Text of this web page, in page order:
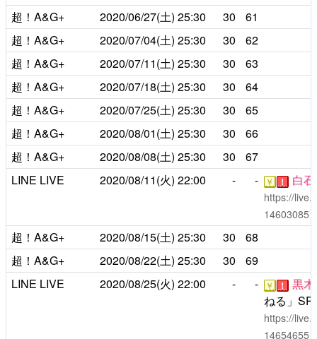
超！A&G+
2020/06/27(土) 25:30 30
61
超！A&G+
2020/07/04(土) 25:30 30
62
超！A&G+
2020/07/11(土) 25:30 30
63
超！A&G+
2020/07/18(土) 25:30 30
64
超！A&G+
2020/07/25(土) 25:30 30
65
超！A&G+
2020/08/01(土) 25:30 30
66
超！A&G+
2020/08/08(土) 25:30 30
67
LINE LIVE
2020/08/11(火) 22:00 - - ￥ ！ 白
https://
14603085
超！A&G+ 2020/08/15(土) 25:30 30
68
超！A&G+
2020/08/22(土) 25:30 30
69
LINE LIVE
2020/08/25(火) 22:00 - - ￥ ！
黒
ねる」SP
https://
14654655